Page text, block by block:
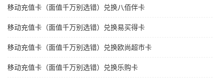
移动充值卡（面值千万别选错）兑换八佰伴卡
移动充值卡（面值千万别选错）兑换易买得卡
移动充值卡（面值千万别选错）兑换欧尚超市卡
移动充值卡（面值千万别选错）兑换乐购卡